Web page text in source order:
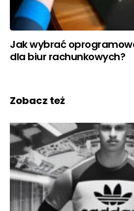
Jak wybrać
dla biur rachunkowych?
Zobacz też